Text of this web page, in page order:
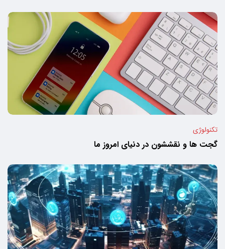
تکنولوژی
گجت ها و نقششون در دنیای امروز ما